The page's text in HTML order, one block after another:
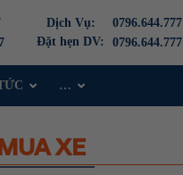
Dịch Vụ:
Đặt hẹn DV:
0796.644.777
0796.644.777
…
XE